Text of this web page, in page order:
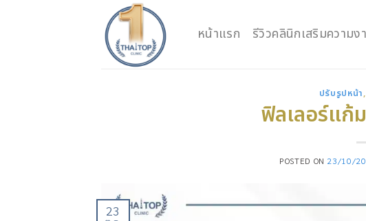
หน้าแรก รีวิวคลินิกเสริมความง
ปรับรูปหน้า,
ฟิลเลอร์แก้
POSTED ON 23/10/
23